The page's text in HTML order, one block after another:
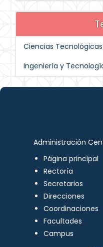
Ciencias Tecnológicas
Ingeniería y
Administración
Página principal
Rectoría
Secretarios
Direcciones
Coordinaciones
Facultades
Campus